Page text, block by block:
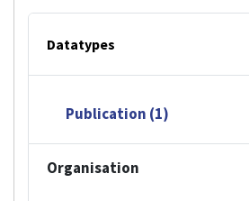
Datatypes
Publication (1)
Organisation